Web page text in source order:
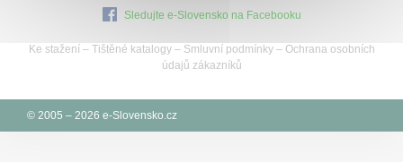
Sledujte e-Slovensko na Facebooku
Ke stažení – Tištěné katalogy– Smluvní podmínky– Ochrana osobních
údajů zákazníků
© 2005 – 2026 e-Slovensko.cz